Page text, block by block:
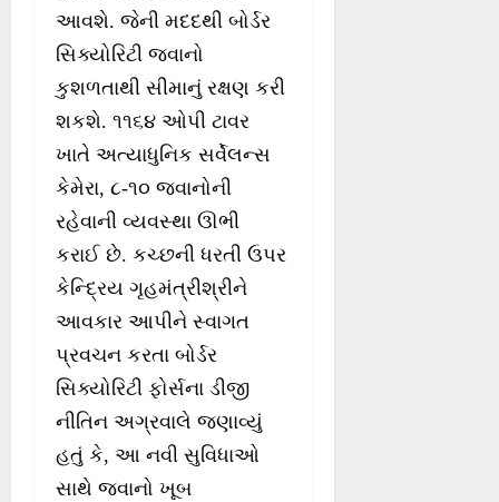
આવશે. જેની મદદથી બોર્ડર
સિક્યોરિટી જવાનો
કુશળતાથી સીમાનું રક્ષણ કરી
શકશે. ૧૧૬૪ ઓપી ટાવર
ખાતે અત્યાધુનિક સર્વેલન્સ
કેમેરા, ૮-૧૦ જવાનોની
રહેવાની વ્યવસ્થા ઊભી
કરાઈ છે. કચ્છની ધરતી ઉપર
કેન્દ્રિય ગૃહમંત્રીશ્રીને
આવકાર આપીને સ્વાગત
પ્રવચન કરતા બોર્ડર
સિક્યોરિટી ફોર્સના ડીજી
નીતિન અગ્રવાલે જણાવ્યું
હતું કે, આ નવી સુવિધાઓ
સાથે જવાનો ખૂબ